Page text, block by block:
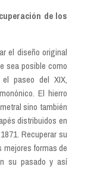
de los
el diseño original
sea posible como
paseo del XIX,
El hierro
sino también
distribuidos en
Recuperar su
formas de
su pasado y así